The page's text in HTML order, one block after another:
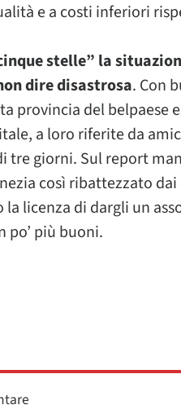
e a costi inferiori
stelle” la
dire disastrosa. Con
provincia del belpaese
a loro riferite da
tre giorni. Sul report
così ribattezzato
licenza di dargli un
po’ più buoni.